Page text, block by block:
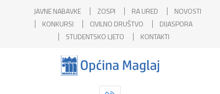
JAVNE NABAVKE ZOSPI RA URED
NOVOSTI
KONKURSI
CIVILNO DRUŠTVO
DIJASPORA
STUDENTSKO LJETO
KONTAKTI